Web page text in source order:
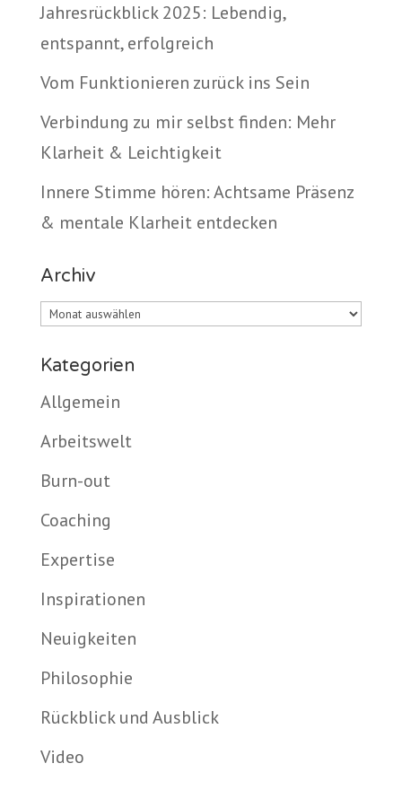
Jahresrückblick 2025: Lebendig,
entspannt, erfolgreich
Vom Funktionieren zurück ins Sein
Verbindung zu mir selbst finden: Mehr
Klarheit & Leichtigkeit
Innere Stimme hören: Achtsame Präsenz
& mentale Klarheit entdecken
Archiv
Archiv
Kategorien
Allgemein
Arbeitswelt
Burn-out
Coaching
Expertise
Inspirationen
Neuigkeiten
Philosophie
Rückblick und Ausblick
Video